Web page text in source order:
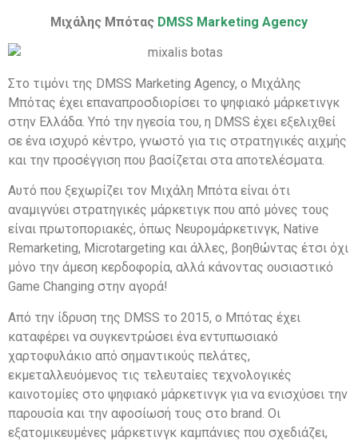
Μιχάλης Μπότας DMSS Marketing Agency
Στο τιμόνι της DMSS Marketing Agency, ο Μιχάλης
Μπότας έχει επαναπροσδιορίσει το ψηφιακό μάρκετινγκ
στην Ελλάδα. Υπό την ηγεσία του, η DMSS έχει εξελιχθεί
σε ένα ισχυρό κέντρο, γνωστό για τις στρατηγικές αιχμής
και την προσέγγιση που βασίζεται στα αποτελέσματα.
Αυτό που ξεχωρίζει τον Μιχάλη Μπότα είναι ότι
αναμιγνύει στρατηγικές μάρκετιγκ που από μόνες τους
είναι πρωτοποριακές, όπως Νευρομάρκετινγκ, Native
Remarketing, Microtargeting και άλλες, βοηθώντας έτσι όχι
μόνο την άμεση κερδοφορία, αλλά κάνοντας ουσιαστικό
Game Changing στην αγορά!
Από την ίδρυση της DMSS το 2015, ο Μπότας έχει
καταφέρει να συγκεντρώσει ένα εντυπωσιακό
χαρτοφυλάκιο από σημαντικούς πελάτες,
εκμεταλλευόμενος τις τελευταίες τεχνολογικές
καινοτομίες στο ψηφιακό μάρκετινγκ για να ενισχύσει την
παρουσία και την αφοσίωσή τους στο brand. Οι
εξατομικευμένες μάρκετινγκ καμπάνιες που σχεδιάζει,